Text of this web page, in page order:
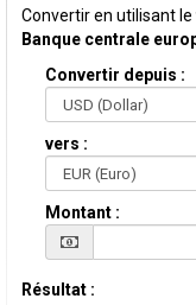
Convertir en utilisant le
Banque centrale
Convertir depuis :
vers :
Montant :
Résultat :